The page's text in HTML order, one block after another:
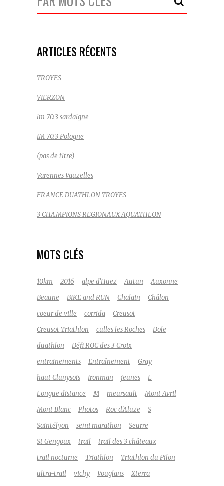
Recherche:
ARTICLES RÉCENTS
TROYES
VIERZON
im 70.3 sardaigne
IM 70.3 Pologne
(pas de titre)
Varennes Vauzelles
FRANCE DUATHLON TROYES
3 CHAMPIONS REGIONAUX AQUATHLON
MOTS CLÉS
10km 2016 alpe d'Huez Autun
Auxonne
Beaune
BIKE and RUN Chalain
Châlon
coeur de ville
corrida
Creusot
Creusot Triathlon
culles les Roches
Dole
duathlon
Défi ROC des 3 Croix
entrainements
Entraînement
Gray
haut Clunysois
Ironman jeunes
L
Longue distance
M meursault
Mont Avril
Mont Blanc
Photos Roc d'Aluze
S
Saintélyon
semi marathon
Seurre
St Gengoux
trail
trail des 3 châteaux
trail nocturne
Triathlon
Triathlon du Pilon
ultra-trail
vichy Vouglans Xterra